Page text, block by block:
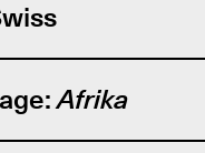
Afrika